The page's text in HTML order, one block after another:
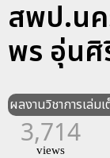
สพป.นค
พร อุ่นศิ
ผลงานวิชาการเล่มเ
3,714
views